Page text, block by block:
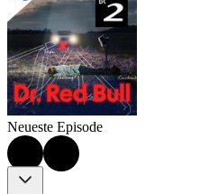
Neueste Episode